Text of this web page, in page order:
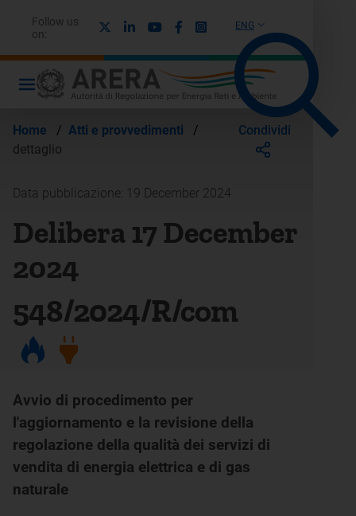
ENG
Follow us
on:
LinkedinYoutubeFacebook
Instagram
Home / Atti e provvedimenti
/
dettaglio
Condividi
Data pubblicazione: 19 December 2024
Delibera 17 December
2024
548/2024/R/com
Avvio di procedimento per
l'aggiornamento e la revisione della
regolazione della qualità dei servizi di
vendita di energia elettrica e di gas
naturale